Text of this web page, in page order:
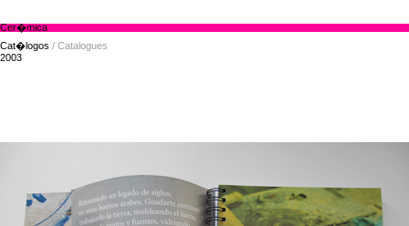
Cer�mica
Cat�logos / Catalogues
2003